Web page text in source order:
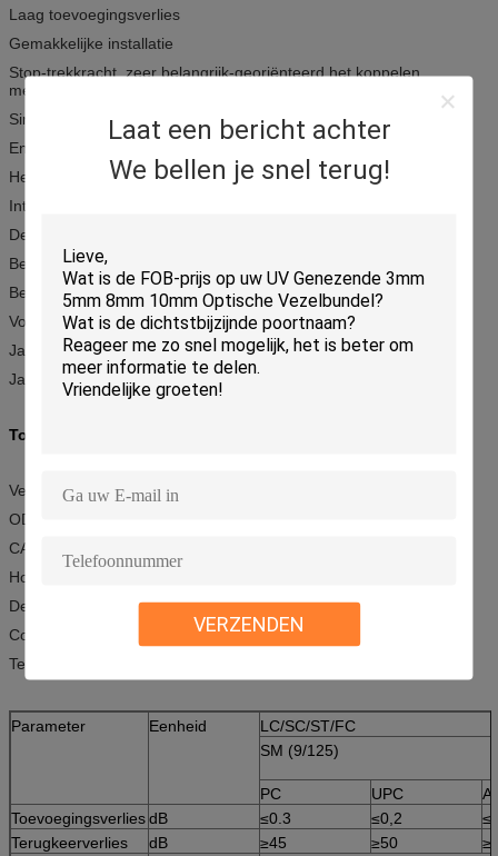
Laat een bericht achter
We bellen je snel terug!
VERZENDEN
Laag toevoegingsverlies
Gemakkelijke installatie
Stop-trekkracht, zeer belangrijk-georiënteerd het koppelen
mechanisme
Simplex en Duplex
Enige wijze en Multimode
Het oppoetsen van PC, UPC en APC
Interferential parameters
De hybride flard-koorden zijn op verzoek beschikbaar
Beschikbare Fan-out
Beschikbare vlecht
Volgzaam met Telcordia-gr.-326-KERN
Jasjemateriaal: PVC, LSZH, OFNR, OFNP
Jasjediameter: 0.9mm, 2.00mm of 3.0mm
Toepassing:
Verbinding van optisch transmissiemateriaal
ODF van optisch transmissiesysteem
CATV
Hoog - netwerk van de kwaliteits het grafische transmissie
De transmissienetwerk van hoge snelheidsgegevens
Computernetwerken
Telecommunicatienetwerken
Parameter Eenheid
LC/SC/ST/FC
SM (9/125)
PC UPC
ToevoegingsverliesdB ≤0.3 ≤0,2
Terugkeerverlies
dB ≥45 ≥50